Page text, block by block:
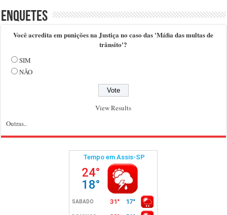
Enquetes
Você acredita em punições na Justiça no caso das 'Máfia das multas de
trânsito'?
SIM
NÃO
View Results
Outras..